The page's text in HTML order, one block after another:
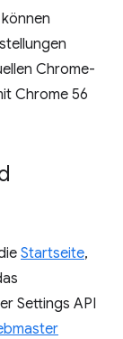
Chrome-
Chrome 56
Startseite,
Settings API